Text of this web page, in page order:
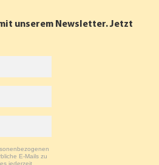
unserem Newsletter. Jetzt
E-Mails zu
jederzeit